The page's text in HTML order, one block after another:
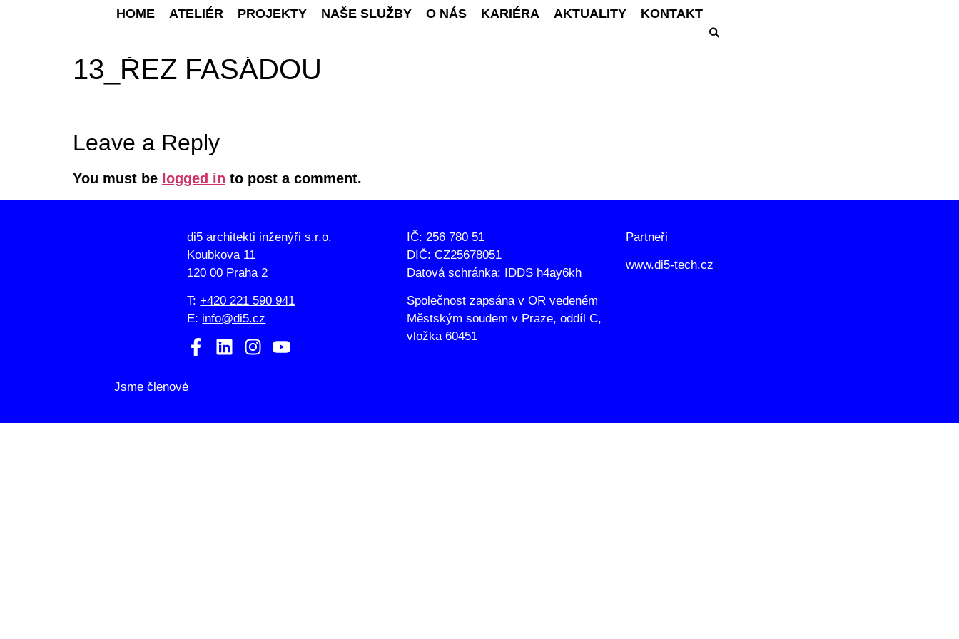
HOME ATELIÉR PROJEKTY NAŠE SLUŽBY O NÁS KARIÉRA AKTUALITY KONTAKT
13_ŘEZ FASÁDOU
Leave a Reply
You must be logged in to post a comment.
di5 architekti inženýři s.r.o.
Koubkova 11
120 00 Praha 2
T:+420 221 590 941
E: info@di5.cz
IČ: 256 780 51
DIČ: CZ25678051
Datová schránka: IDDS h4ay6kh
Společnost zapsána v OR vedeném
Městským soudem v Praze, oddíl C,
vložka 60451
Partneři
www.di5-tech.cz
Jsme členové